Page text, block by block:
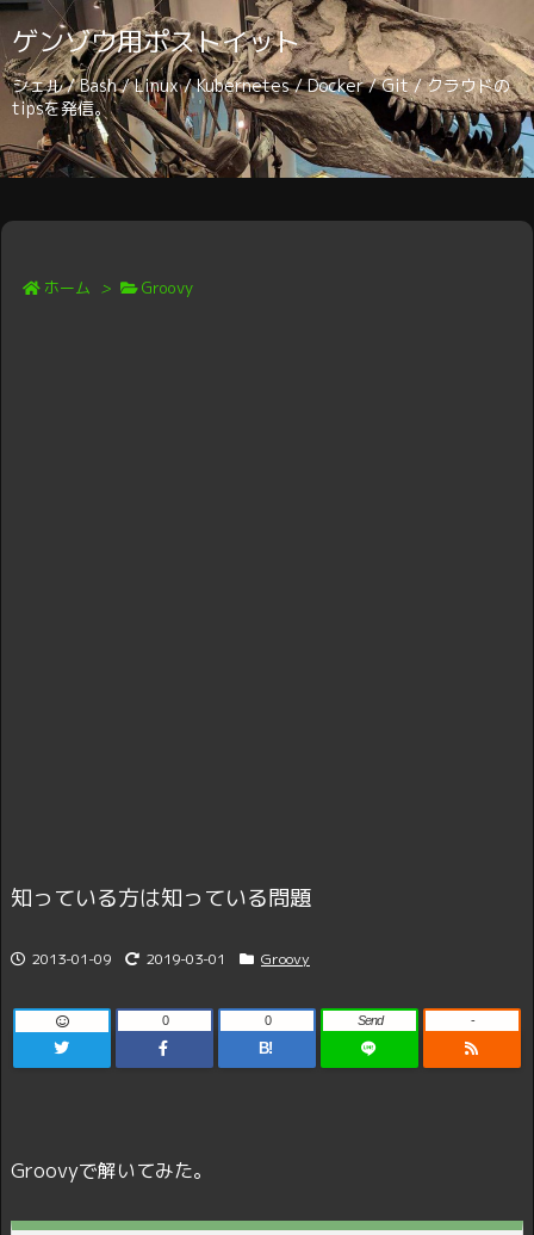
ゲンゾウ用ポストイット
シェル / Bash / Linux / Kubernetes / Docker / Git / クラウドの
tipsを発信。
ホーム > Groovy
知っている方は知っている問題
2013-01-09 2019-03-01 Groovy
0
B!
0 Send -
Groovyで解いてみた。